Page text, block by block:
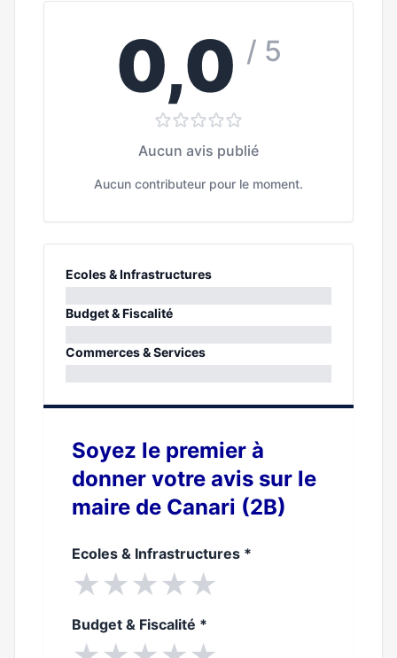
0,0 / 5
Aucun avis publié
Aucun contributeur pour le moment.
Ecoles & Infrastructures
0%
Budget & Fiscalité
0%
Commerces & Services
Soyez le premier à
donner votre avis sur le
maire de Canari (2B)
Ecoles & Infrastructures *
★★★★★
Budget & Fiscalité *